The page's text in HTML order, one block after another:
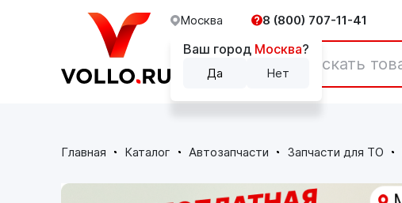
Москва
Ваш город Москва?
Да Нет
8 (800) 707-11-41
Каталог
Главная Каталог Автозапчасти Запчасти для ТО